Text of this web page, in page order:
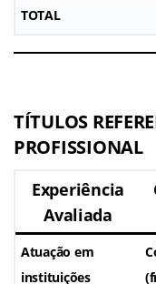
TOTAL
TÍTULOS
PROFISSIONAL
Experiência
Avaliada
Atuação em
instituições